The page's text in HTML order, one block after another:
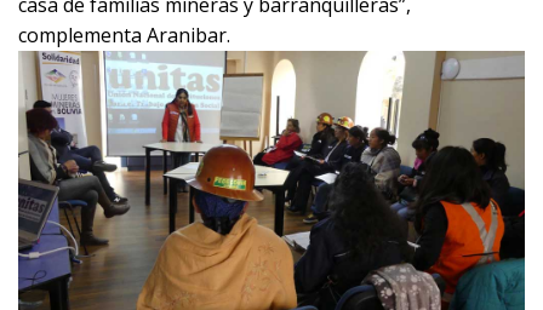
complementa Aranibar.